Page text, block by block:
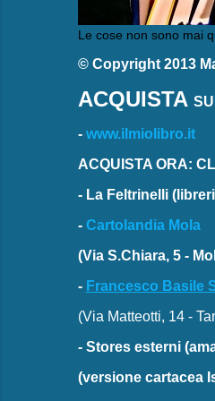
Le cose non sono mai
© Copyright 2013
ACQUISTA SU
- www.ilmiolibro.it
ACQUISTA ORA:
- La Feltrinelli
- Cartolandia Mola
(Via S.Chiara, 5 -
- Francesco Basile
(Via Matteotti, 14 -
- Stores esterni
(versione cartacea